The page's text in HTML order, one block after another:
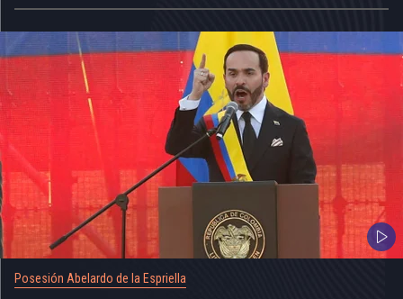
Posesión Abelardo de la Espriella